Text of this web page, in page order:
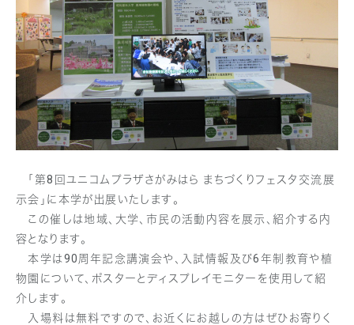
「第8回ユニコムプラザさがみはら まちづくりフェスタ交流展
示会」に本学が出展いたします。
この催しは地域、大学、市民の活動内容を展示、紹介する内
容となります。
本学は90周年記念講演会や、入試情報及び6年制教育や植
物園について、ポスターとディスプレイモニターを使用して紹
介します。
入場料は無料ですので、お近くにお越しの方はぜひお寄りく